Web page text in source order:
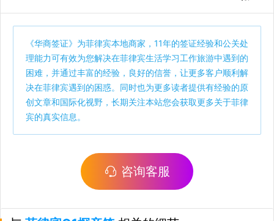
《华商签证》为菲律宾本地商家，11年的签证经验和公关处
理能力可有效为您解决在菲律宾生活学习工作旅游中遇到的
困难，并通过丰富的经验，良好的信誉，让更多客户顺利解
决在菲律宾遇到的困惑。同时也为更多读者提供有经验的原
创文章和国际化视野，长期关注本站您会获取更多关于菲律
宾的真实信息。
咨询客服